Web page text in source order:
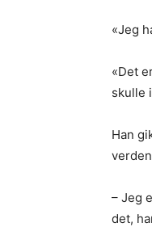
«Jeg
«Det
skulle
Han
– Jeg
det,